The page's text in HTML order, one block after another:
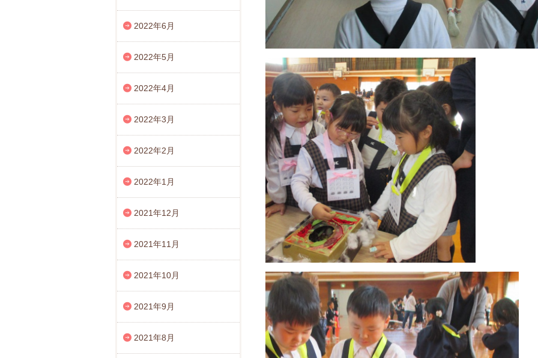
2022年6月
2022年5月
2022年4月
2022年3月
2022年2月
2022年1月
2021年12月
2021年11月
2021年10月
2021年9月
2021年8月